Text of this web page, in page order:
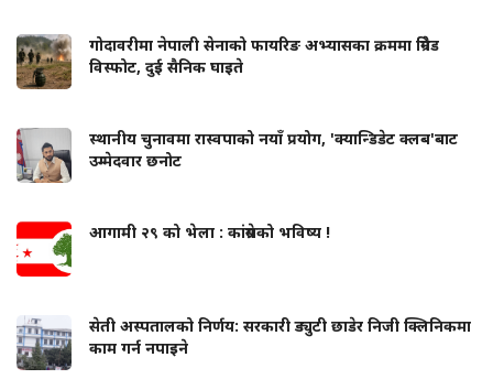
गोदावरीमा नेपाली सेनाको फायरिङ अभ्यासका क्रममा ग्रिनेड
विस्फोट, दुई सैनिक घाइते
स्थानीय चुनावमा रास्वपाको नयाँ प्रयोग, 'क्यान्डिडेट क्लब'बाट
उम्मेदवार छनोट
आगामी २९ को भेला : कांग्रेसको भविष्य !
सेती अस्पतालको निर्णय: सरकारी ड्युटी छाडेर निजी क्लिनिकमा
काम गर्न नपाइने